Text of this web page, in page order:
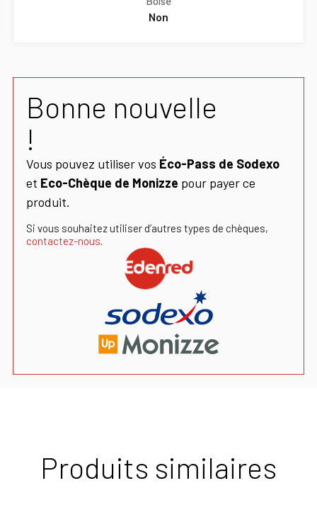
Non
Bonne nouvelle
!
Vous pouvez utiliser vos Éco-Pass de Sodexo
et Eco-Chèque de Monizze pour payer ce
produit.
Si vous souhaitez utiliser d’autres types de chèques,
contactez-nous.
Produits similaires